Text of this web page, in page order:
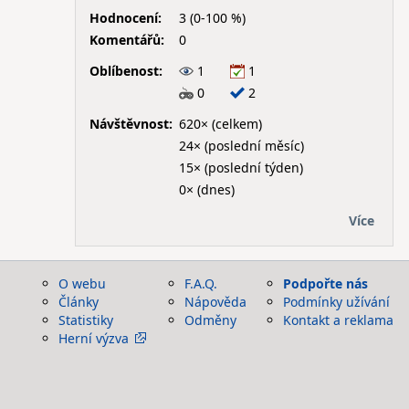
Hodnocení:
3 (0-100 %)
Komentářů:
0
Oblíbenost:
1
1
0
2
Návštěvnost: 620× (celkem)
24× (poslední měsíc)
15× (poslední týden)
0× (dnes)
Více
O webu
Články
Statistiky
Herní výzva
F.A.Q.
Nápověda
Odměny
Podpořte nás
Podmínky užívání
Kontakt a reklama